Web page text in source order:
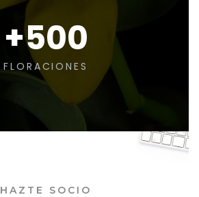
+500
FLORACIONES
HAZTE SOCIO